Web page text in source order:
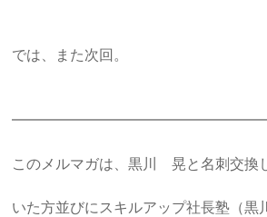
では、また次回。
このメルマガは、黒川 晃と名刺交換
いた方並びにスキルアップ社長塾（